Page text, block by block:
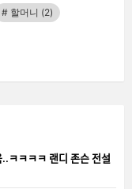
할머니 (2)
ㅋㅋㅋㅋ 랜디 존슨 전설